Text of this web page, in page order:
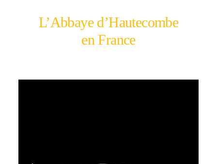
L’Abbaye d’Hautecombe
en France